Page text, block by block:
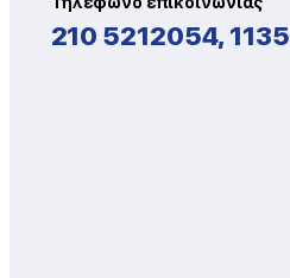
210 5212054, 1135